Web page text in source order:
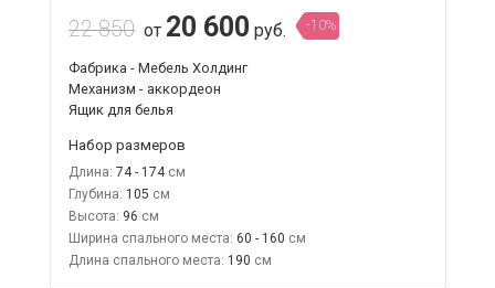
22 850 от 20 600 руб. -10%
Фабрика - Мебель Холдинг
Механизм - аккордеон
Ящик для белья
Набор размеров
Длина: 74 - 174
Глубина: 105
Высота: 96
Ширина спального места: 60 - 160
Длина спального места: 190